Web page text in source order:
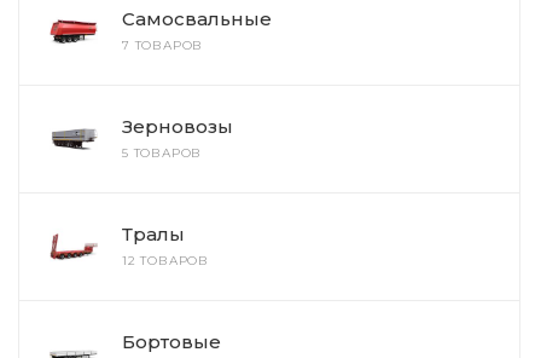
Самосвальные
7 ТОВАРОВ
Зерновозы
5 ТОВАРОВ
Тралы
12 ТОВАРОВ
Бортовые